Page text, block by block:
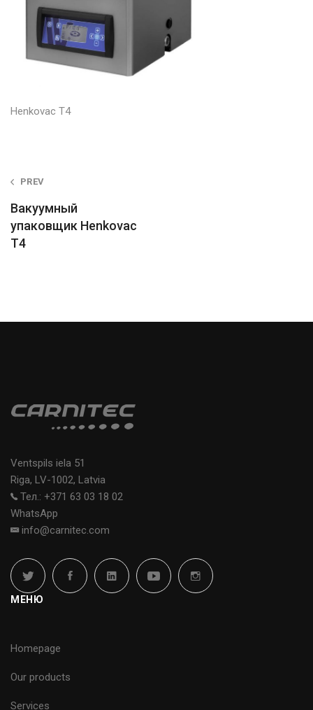
Henkovac T4
Post
navigation
PREV
Вакуумный
упаковщик Henkovac
T4
Ventspils iela 51
Riga, LV-1002, Latvia
Тел.: +371 63 03 18 02
WhatsApp
info@carnitec.com
МЕНЮ
Homepage
Our products
Services